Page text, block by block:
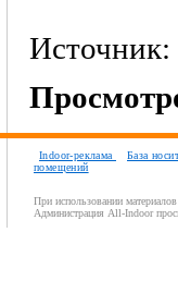
Источник:
Indoor-реклама
База
помещений
При использовании
Администрация All-Indoor